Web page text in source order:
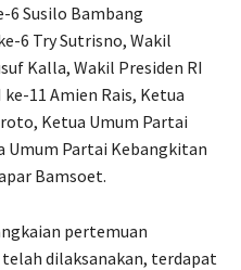
6 Susilo Bambang
6 Try Sutrisno, Wakil
Kalla, Wakil Presiden RI
11 Amien Rais, Ketua
Ketua Umum Partai
Umum Partai Kebangkitan
Bamsoet.
pertemuan
dilaksanakan, terdapat